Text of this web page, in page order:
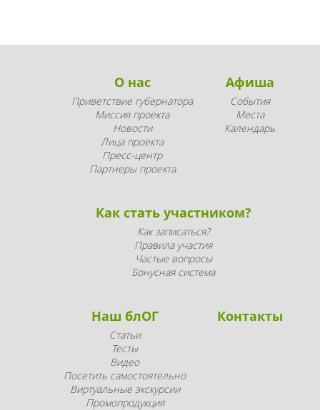
О нас
Приветствие губернатора
Миссия проекта
Новости
Лица проекта
Пресс-центр
Партнеры проекта
Афиша
События
Места
Календарь
Как стать участником?
Как записаться?
Правила участия
Частые вопросы
Бонусная система
Наш блОГ
Статьи
Тесты
Видео
Посетить самостоятельно
Виртуальные экскурсии
Промопродукция
Контакты